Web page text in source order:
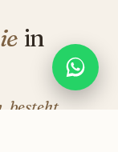
in
besteht